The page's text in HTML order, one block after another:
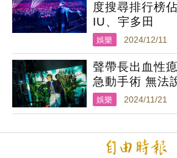
度搜尋排行榜
IU、宇多田
娛樂 2024/12/11
聲帶長出血性
急動手術 無法
娛樂 2024/11/21